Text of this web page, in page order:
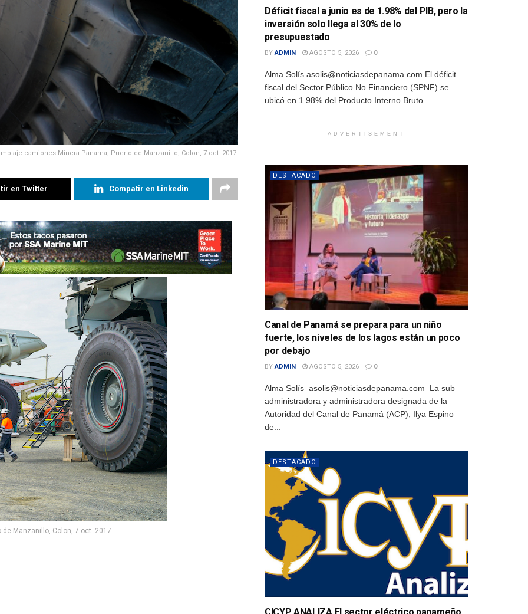
camiones Minera Panama, Puerto de Manzanillo, Colon, 7 oct. 2017.
en Twitter Compatir en Linkedin
Manzanillo, Colon, 7 oct. 2017.
Déficit fiscal a junio es de 1.98% del PIB, pero la
inversión solo llega al 30% de lo
presupuestado
BY ADMIN AGOSTO 5, 2026 0
Alma Solís asolis@noticiasdepanama.com El déficit
fiscal del Sector Público No Financiero (SPNF) se
ubicó en 1.98% del Producto Interno Bruto...
ADVERTISEMENT
DESTACADO
Canal de Panamá se prepara para un niño
fuerte, los niveles de los lagos están un poco
por debajo
BY ADMIN AGOSTO 5, 2026 0
Alma Solís asolis@noticiasdepanama.com La sub
administradora y administradora designada de la
Autoridad del Canal de Panamá (ACP), Ilya Espino
de...
DESTACADO